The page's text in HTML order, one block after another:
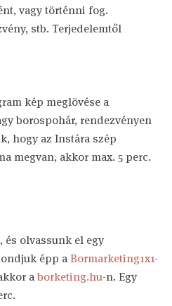
vagy történni fog.
stb. Terjedelemtől
kép meglövése a
borospohár, rendezvényen
hogy az Instára szép
megvan, akkor max. 5 perc.
és olvassunk el egy
épp aBormarketing1x1-
aborketing.hu-n. Egy